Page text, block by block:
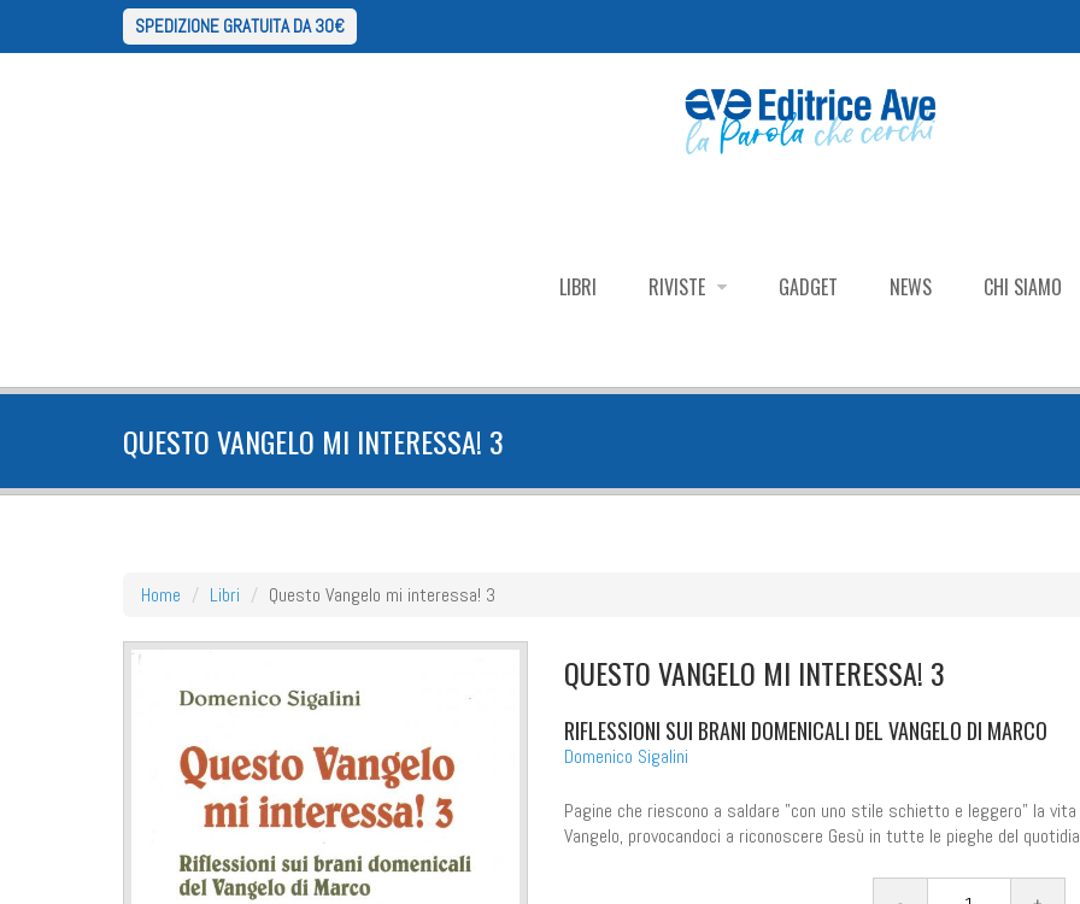
SPEDIZIONE GRATUITA DA 30€
LIBRI RIVISTE GADGET NEWS CHI SIAMO
QUESTO VANGELO MI INTERESSA! 3
Home Libri Questo Vangelo mi interessa! 3
QUESTO VANGELO MI INTERESSA! 3
RIFLESSIONI SUI BRANI DOMENICALI DEL VANGELO DI MARCO
Domenico Sigalini
Pagine che riescono a saldare "con uno stile schietto e leggero" la vita
Vangelo, provocandoci a riconoscere Gesù in tutte le pieghe del